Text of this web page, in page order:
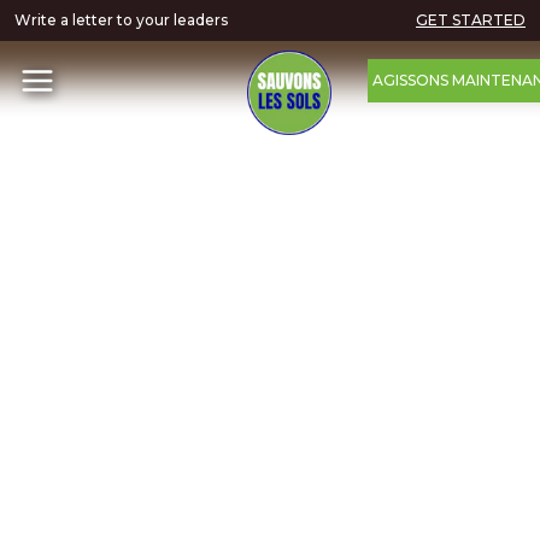
Write a letter to your leaders GET STARTED
AGISSONS